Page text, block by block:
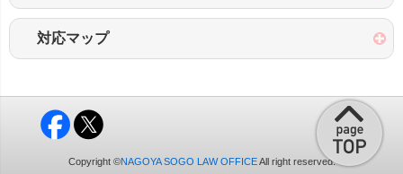
対応マップ
Copyright ©NAGOYA SOGO LAW OFFICEAll right reserved.